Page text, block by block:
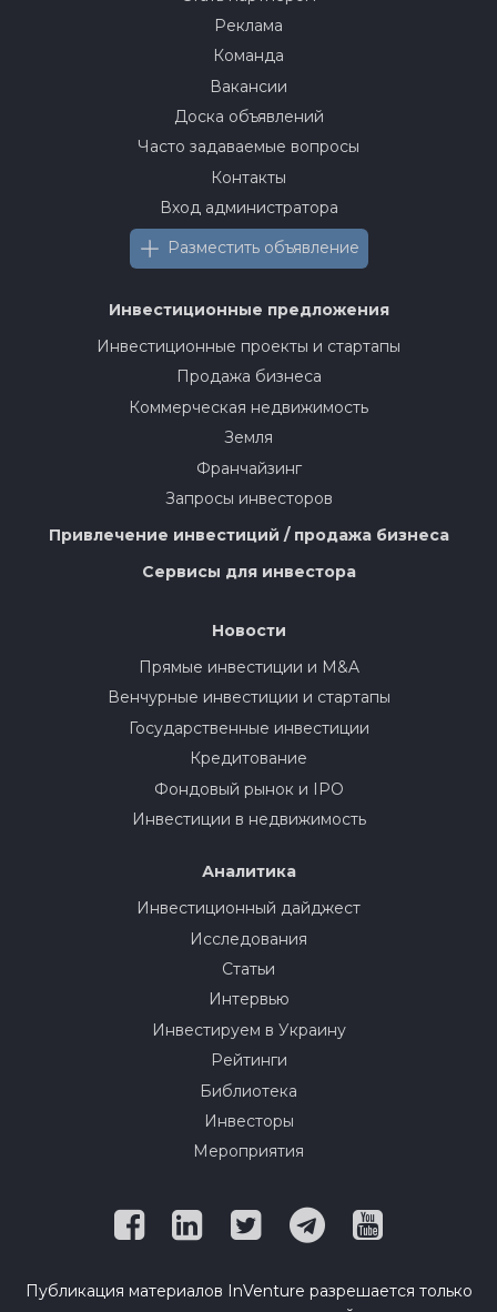
Реклама
Команда
Вакансии
Доска объявлений
Часто задаваемые вопросы
Контакты
Вход администратора
Разместить объявление
Инвестиционные предложения
Инвестиционные проекты и стартапы
Продажа бизнеса
Коммерческая недвижимость
Земля
Франчайзинг
Запросы инвесторов
Привлечение инвестиций / продажа бизнеса
Сервисы для инвестора
Новости
Прямые инвестиции и M&A
Венчурные инвестиции и стартапы
Государственные инвестиции
Кредитование
Фондовый рынок и IPO
Инвестиции в недвижимость
Аналитика
Инвестиционный дайджест
Исследования
Статьи
Интервью
Инвестируем в Украину
Рейтинги
Библиотека
Инвесторы
Мероприятия
Публикация материалов InVenture разрешается только